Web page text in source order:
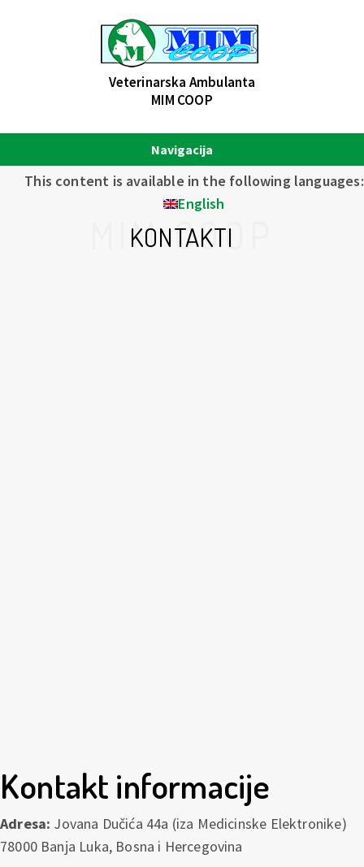
Veterinarska Ambulanta
MIM COOP
Navigacija
This content is available in the following languages:
English
MIM COOP
KONTAKTI
Kontakt informacije
Adresa: Jovana Dučića 44a (iza Medicinske Elektronike)
78000 Banja Luka, Bosna i Hercegovina